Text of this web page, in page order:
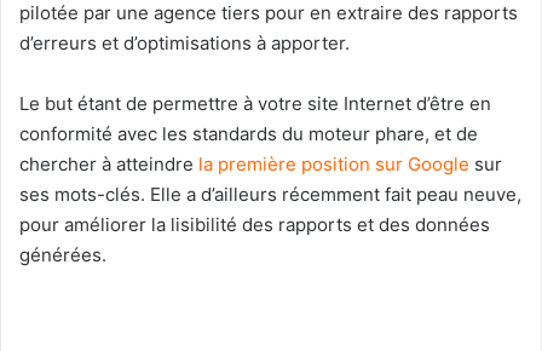
pilotée par une agence tiers pour en extraire des rapports
d’erreurs et d’optimisations à apporter.
Le but étant de permettre à votre site Internet d’être en
conformité avec les standards du moteur phare, et de
chercher à atteindre la première position sur Google sur
ses mots-clés. Elle a d’ailleurs récemment fait peau neuve,
pour améliorer la lisibilité des rapports et des données
générées.